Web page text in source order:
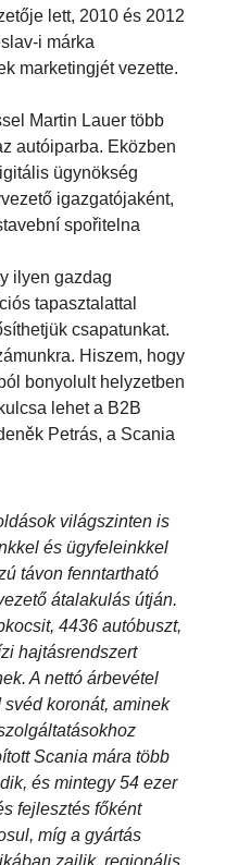
lett, 2010 és 2012
i márka
marketingjét vezette.
Martin Lauer több
autóiparba. Eközben
ügynökség
igazgatójaként,
spořitelna
ilyen gazdag
tapasztalattal
csapatunkat.
Hiszem, hogy
bonyolult helyzetben
lehet a B2B
Petrás, a Scania
világszinten is
és ügyfeleinkkel
távon fenntartható
átalakulás útján.
4436 autóbuszt,
hajtásrendszert
A nettó árbevétel
koronát, aminek
Scania mára több
és mintegy 54 ezer
fejlesztés főként
míg a gyártás
zajlik, regionális